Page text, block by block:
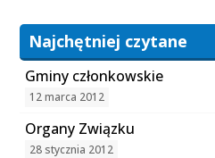
Najchętniej czytane
Gminy członkowskie
12 marca 2012
Organy Związku
28 stycznia 2012